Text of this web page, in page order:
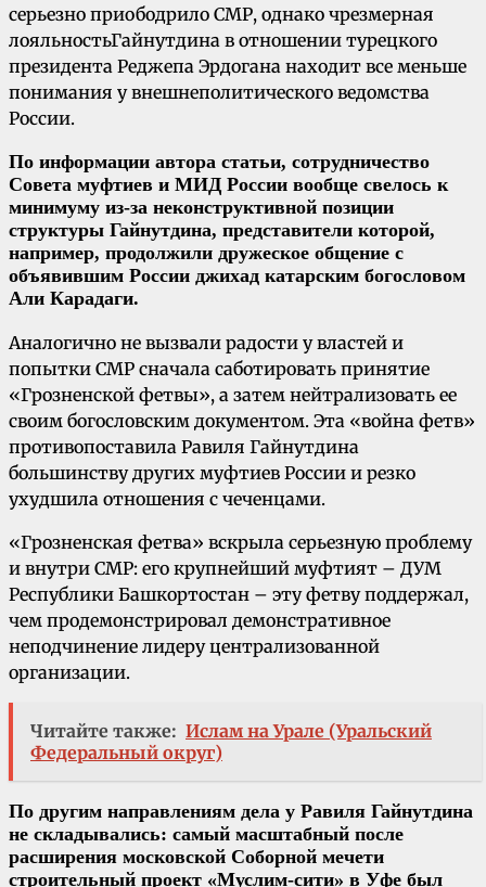
серьезно приободрило СМР, однако чрезмерная
лояльностьГайнутдина в отношении турецкого
президента Реджепа Эрдогана находит все меньше
понимания у внешнеполитического ведомства
России.
По информации автора статьи, сотрудничество
Совета муфтиев и МИД России вообще свелось к
минимуму из-за неконструктивной позиции
структуры Гайнутдина, представители которой,
например, продолжили дружеское общение с
объявившим России джихад катарским богословом
Али Карадаги.
Аналогично не вызвали радости у властей и
попытки СМР сначала саботировать принятие
«Грозненской фетвы», а затем нейтрализовать ее
своим богословским документом. Эта «война фетв»
противопоставила Равиля Гайнутдина
большинству других муфтиев России и резко
ухудшила отношения с чеченцами.
«Грозненская фетва» вскрыла серьезную проблему
и внутри СМР: его крупнейший муфтият – ДУМ
Республики Башкортостан – эту фетву поддержал,
чем продемонстрировал демонстративное
неподчинение лидеру централизованной
организации.
Читайте также: Ислам на Урале (Уральский
Федеральный округ)
По другим направлениям дела у Равиля Гайнутдина
не складывались: самый масштабный после
расширения московской Соборной мечети
строительный проект «Муслим-сити» в Уфе был